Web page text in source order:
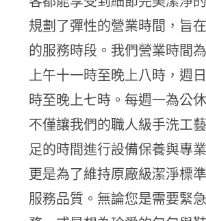
規劃了彈性的營業時間，旨
的服務時段。我們營業時間
上午十一時至晚上八時，週
時至晚上七時。每週一為公
不僅讓我們的職人級手洗工
足的時間進行設備保養與專
更是為了維持原廠級潔淨標
服務品質。無論您是需要緊